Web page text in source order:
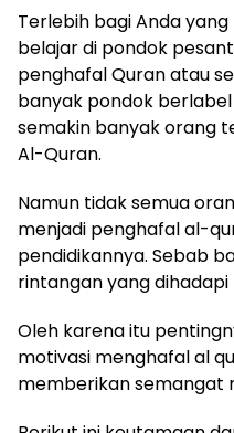
Terlebih bagi Anda
belajar di pondok
penghafal Quran atau
banyak pondok berlabel
semakin banyak orang
Al-Quran.
Namun tidak semua
menjadi penghafal al-
pendidikannya. Sebab
rintangan yang
Oleh karena itu
motivasi menghafal al
memberikan semangat